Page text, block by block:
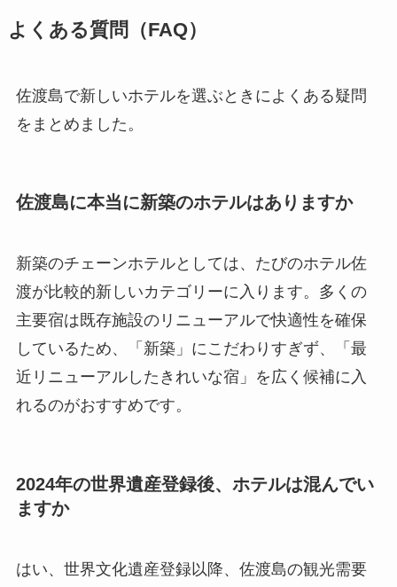
よくある質問（FAQ）
佐渡島で新しいホテルを選ぶときによくある疑問
をまとめました。
佐渡島に本当に新築のホテルはありますか
新築のチェーンホテルとしては、たびのホテル佐
渡が比較的新しいカテゴリーに入ります。多くの
主要宿は既存施設のリニューアルで快適性を確保
しているため、「新築」にこだわりすぎず、「最
近リニューアルしたきれいな宿」を広く候補に入
れるのがおすすめです。
2024年の世界遺産登録後、ホテルは混んでい
ますか
はい、世界文化遺産登録以降、佐渡島の観光需要